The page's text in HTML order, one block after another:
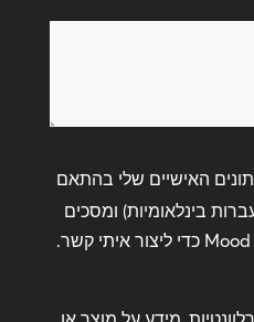
האישיים שלי בהתאם
בינלאומיות) ומסכים